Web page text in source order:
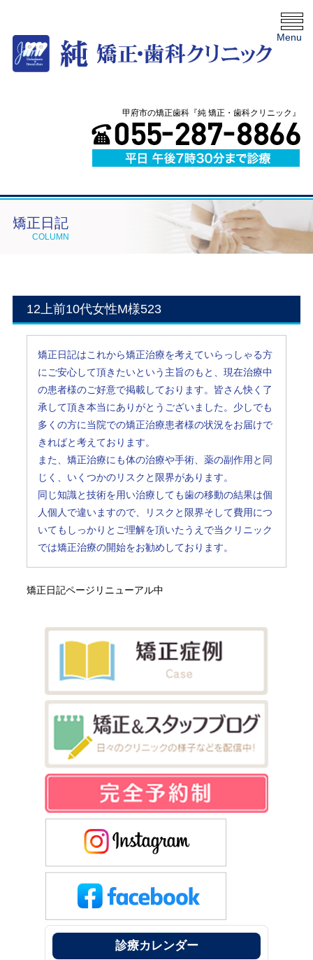
甲府市の矯正歯科『純 矯正・歯科クリニック』
Menu
矯正日記
COLUMN
12上前10代女性M様523
矯正日記はこれから矯正治療を考えていらっしゃる方
にご安心して頂きたいという主旨のもと、現在治療中
の患者様のご好意で掲載しております。皆さん快く了
承して頂き本当にありがとうございました。少しでも
多くの方に当院での矯正治療患者様の状況をお届けで
きればと考えております。
また、矯正治療にも体の治療や手術、薬の副作用と同
じく、いくつかのリスクと限界があります。
同じ知識と技術を用い治療しても歯の移動の結果は個
人個人で違いますので、リスクと限界そして費用につ
いてもしっかりとご理解を頂いたうえで当クリニック
では矯正治療の開始をお勧めしております。
矯正日記ページリニューアル中
診療カレンダー